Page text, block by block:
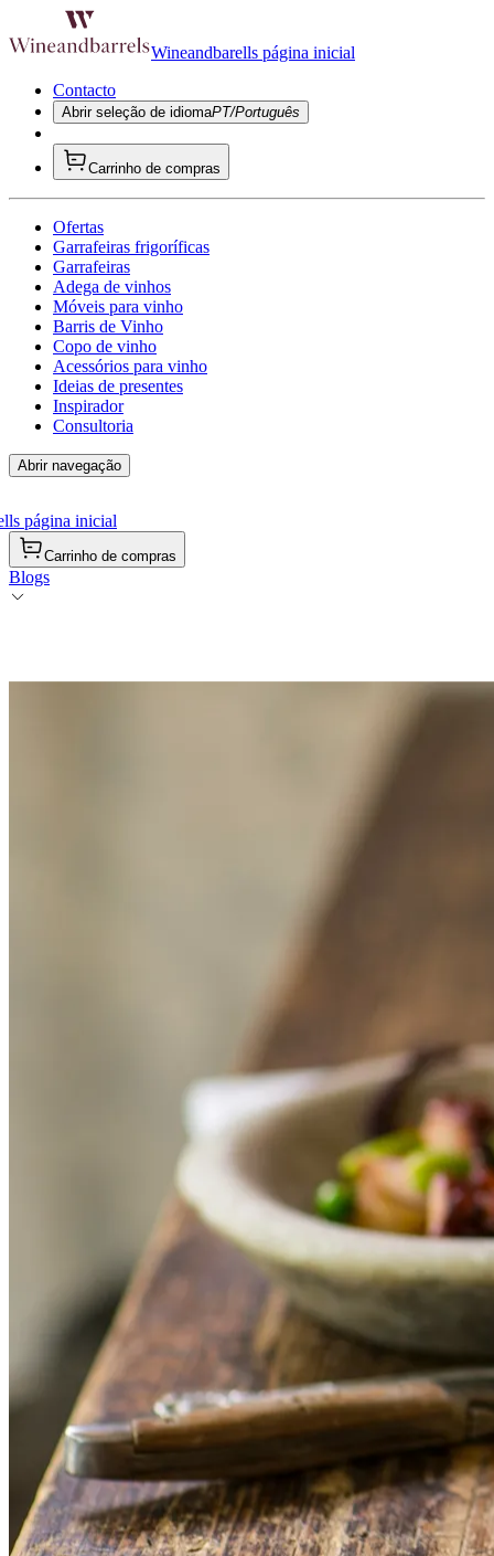
Wineandbarells página inicial
Contacto
Abrir seleção de idiomaPT/Português
Carrinho de compras
Ofertas
Garrafeiras frigoríficas
Garrafeiras
Adega de vinhos
Móveis para vinho
Barris de Vinho
Copo de vinho
Acessórios para vinho
Ideias de presentes
Inspirador
Consultoria
Abrir navegação
página inicial
Carrinho de compras
Blogs
Louco por vinho